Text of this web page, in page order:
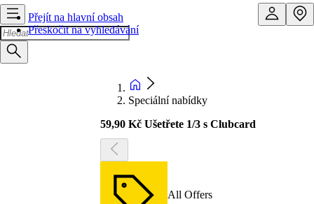
Přejít na hlavní obsah
Přeskočit na vyhledávání
Speciální nabídky
59,90 Kč Ušetřete 1/3 s Clubcard
All Offers